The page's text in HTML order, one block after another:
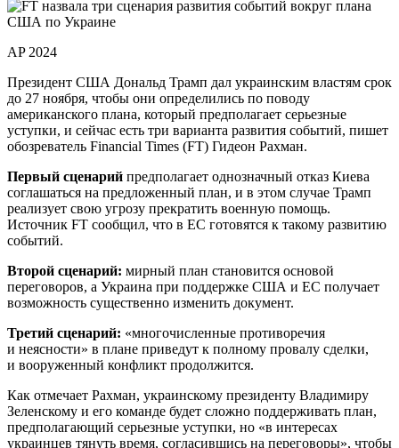
AP 2024
Президент США Дональд Трамп дал украинским властям срок
до 27 ноября, чтобы они определились по поводу
американского плана, который предполагает серьезные
уступки, и сейчас есть три варианта развития событий, пишет
обозреватель Financial Times (FT) Гидеон Рахман.
Первый сценарий предполагает однозначный отказ Киева
соглашаться на предложенный план, и в этом случае Трамп
реализует свою угрозу прекратить военную помощь.
Источник FT сообщил, что в ЕС готовятся к такому развитию
событий.
Второй сценарий: мирный план становится основой
переговоров, а Украина при поддержке США и ЕС получает
возможность существенно изменить документ.
Третий сценарий: «многочисленные противоречия
и неясности» в плане приведут к полному провалу сделки,
и вооруженный конфликт продолжится.
Как отмечает Рахман, украинскому президенту Владимиру
Зеленскому и его команде будет сложно поддерживать план,
предполагающий серьезные уступки, но «в интересах
украинцев тянуть время, согласившись на переговоры», чтобы